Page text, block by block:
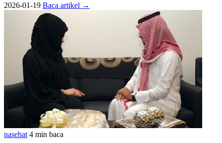
2026-01-19 Baca artikel →
nasehat 4 min baca